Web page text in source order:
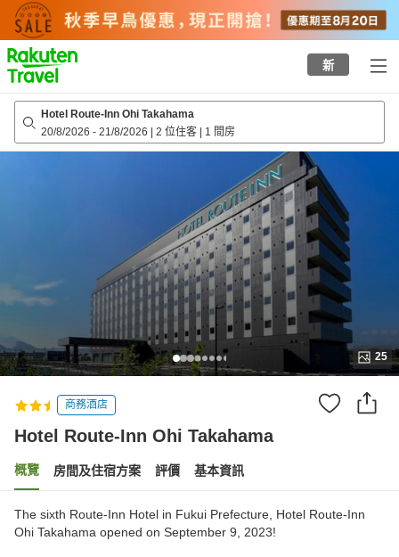
to
top
page
新
Hotel Route-Inn Ohi Takahama
20/8/2026 - 21/8/2026 | 2 位住客 | 1 間房
25
商務酒店
Hotel Route-Inn Ohi Takahama
概覽 房間及住宿方案 評價 基本資訊
The sixth Route-Inn Hotel in Fukui Prefecture, Hotel Route-Inn
Ohi Takahama opened on September 9, 2023!